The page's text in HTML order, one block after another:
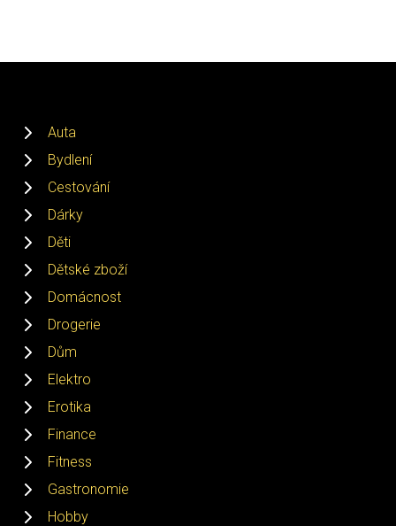
Auta
Bydlení
Cestování
Dárky
Děti
Dětské zboží
Domácnost
Drogerie
Dům
Elektro
Erotika
Finance
Fitness
Gastronomie
Hobby